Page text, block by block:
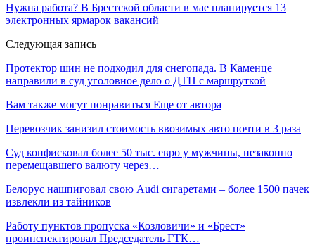
Нужна работа? В Брестской области в мае планируется 13
электронных ярмарок вакансий
Следующая запись
Протектор шин не подходил для снегопада. В Каменце
направили в суд уголовное дело о ДТП с маршруткой
Вам также могут понравиться Еще от автора
Перевозчик занизил стоимость ввозимых авто почти в 3 раза
Суд конфисковал более 50 тыс. евро у мужчины, незаконно
перемещавшего валюту через…
Белорус нашпиговал свою Audi сигаретами – более 1500 пачек
извлекли из тайников
Работу пунктов пропуска «Козловичи» и «Брест»
проинспектировал Председатель ГТК…